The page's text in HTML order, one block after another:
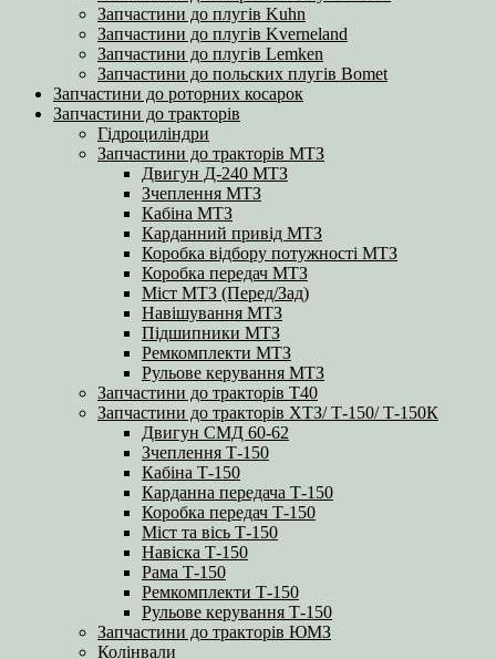
Запчастини до плугів Kuhn
Запчастини до плугів Kverneland
Запчастини до плугів Lemken
Запчастини до польских плугів Bomet
Запчастини до роторних косарок
Запчастини до тракторів
Гідроциліндри
Запчастини до тракторів МТЗ
Двигун Д-240 МТЗ
Зчеплення МТЗ
Кабіна МТЗ
Карданний привід МТЗ
Коробка відбору потужності МТЗ
Коробка передач МТЗ
Міст МТЗ (Перед/Зад)
Навішування МТЗ
Підшипники МТЗ
Ремкомплекти МТЗ
Рульове керування МТЗ
Запчастини до тракторів Т40
Запчастини до тракторів ХТЗ/ Т-150/ Т-150К
Двигун СМД 60-62
Зчеплення Т-150
Кабіна Т-150
Карданна передача Т-150
Коробка передач Т-150
Міст та вісь Т-150
Навіска Т-150
Рама Т-150
Ремкомплекти Т-150
Рульове керування Т-150
Запчастини до тракторів ЮМЗ
Колінвали